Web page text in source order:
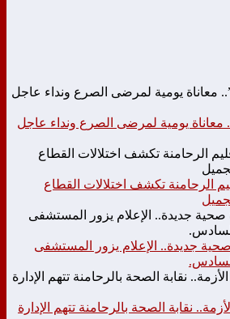
معاناة يومية لمرضى الصرع ونداء عاجل
الرحامنة تكشف اختلالات القطاع
جديدة.. الإعلام يزور المستشفى
نقابة الصحة بالرحامنة تتهم الإدارة